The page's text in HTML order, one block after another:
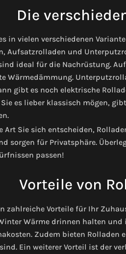
Die
in vielen verschiedenen
Aufsatzrolladen und
ideal für die Nachrüstung.
Wärmedämmung.
gibt es noch elektrische
Sie es lieber klassisch mögen,
Art Sie sich entscheiden,
sorgen für Privatsphäre.
passen!
Vorteile von
zahlreiche Vorteile für Ihr
Wärme drinnen halten und
Zudem bieten Rolladen
Ein weiterer Vorteil ist der